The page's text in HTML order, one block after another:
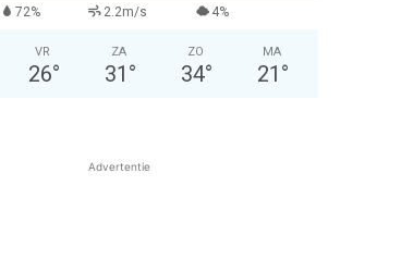
72% 2.2m/s 4%
VR
26°
ZA
31 °
ZO
34°
MA
21 °
Advertentie